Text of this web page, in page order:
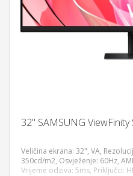
32" SAMSUNG
Veličina ekrana: 32", VA,
350cd/m2, Osvježenje: 60Hz,
Vrijeme odziva: 5ms, Priključci: